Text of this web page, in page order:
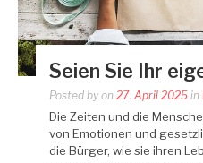
Seien Sie Ihr
Posted by on 27. April 2025 in
Die Zeiten und die
von Emotionen und
die Bürger, wie sie ihren